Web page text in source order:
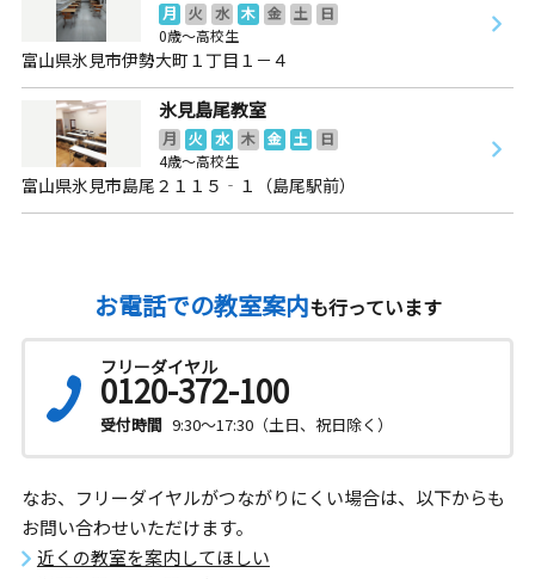
月 火 水 木 金 土
日
0歳～高校生
富山県氷見市伊勢大町１丁目１－４
氷見島尾教室
月 火 水 木 金 土
日
4歳～高校生
富山県氷見市島尾２１１５‐１（島尾駅前）
お電話での教室案内も行っています
フリーダイヤル
0120-372-100
受付時間 9:30～17:30（土日、祝日除く）
なお、フリーダイヤルがつながりにくい場合は、以下からも
お問い合わせいただけます。
近くの教室を案内してほしい